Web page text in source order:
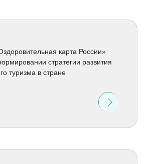
карта России»
стратегии развития
туризма в стране